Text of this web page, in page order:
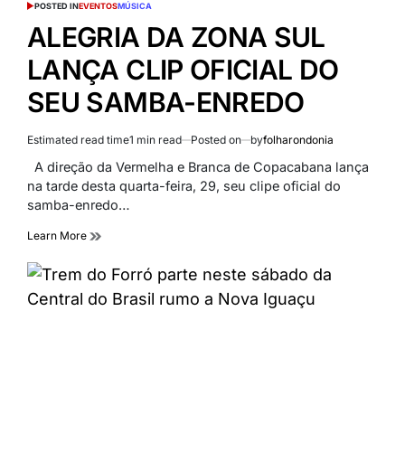
POSTED INEVENTOSMÚSICA
ALEGRIA DA ZONA SUL
LANÇA CLIP OFICIAL DO
SEU SAMBA-ENREDO
Estimated read time1 min read Posted on byfolharondonia
A direção da Vermelha e Branca de Copacabana lança
na tarde desta quarta-feira, 29, seu clipe oficial do
samba-enredo…
Learn More